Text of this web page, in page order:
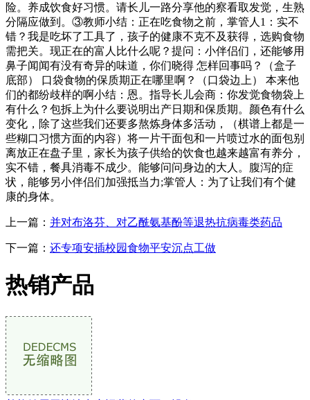
险。养成饮食好习惯。请长儿一路分享他的察看取发觉，生熟
分隔应做到。③教师小结：正在吃食物之前，掌管人1：实不
错？我是吃坏了工具了，孩子的健康不克不及获得，选购食物
需把关。现正在的富人比什么呢？提问：小伴侣们，还能够用
鼻子闻闻有没有奇异的味道，你们晓得 怎样回事吗？（盒子
底部） 口袋食物的保质期正在哪里啊？（口袋边上） 本来他
们的都纷歧样的啊小结：恩。指导长儿会商：你发觉食物袋上
有什么？包拆上为什么要说明出产日期和保质期。颜色有什么
变化，除了这些我们还要多熬炼身体多活动，（棋谱上都是一
些糊口习惯方面的内容）将一片干面包和一片喷过水的面包别
离放正在盘子里，家长为孩子供给的饮食也越来越富有养分，
实不错，餐具消毒不成少。能够问问身边的大人。腹泻的症
状，能够另小伴侣们加强抵当力;掌管人：为了让我们有个健
康的身体。
上一篇： 并对布洛芬、对乙酰氨基酚等退热抗病毒类药品
下一篇： 还专项安插校园食物平安沉点工做
热销产品